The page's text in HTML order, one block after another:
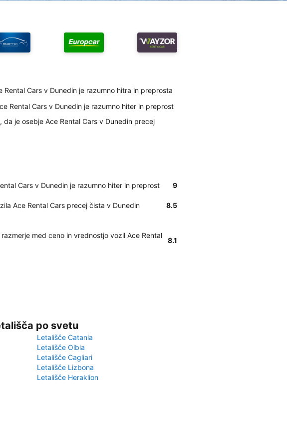
Rental Cars v Dunedin je razumno hitra in preprosta
Rental Cars v Dunedin je razumno hiter in preprost
da je osebje Ace Rental Cars v Dunedin precej
Cars v Dunedin je razumno hiter in preprost 9
Ace Rental Cars precej čista v Dunedin 8.5
med ceno in vrednostjo vozil Ace Rental
8.1
po svetu
Letališče Catania
Letališče Olbia
Letališče Cagliari
Letališče Lizbona
Letališče Heraklion